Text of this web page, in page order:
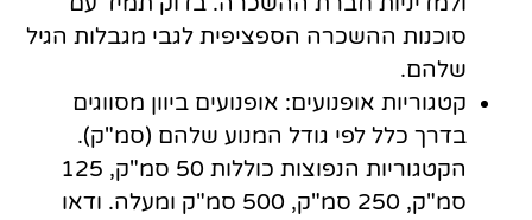
סוכנות ההשכרה הספציפית לגבי מגבלות הגיל
שלהם.
קטגוריות אופנועים: אופנועים ביוון מסווגים
בדרך כלל לפי גודל המנוע שלהם (סמ"ק).
הקטגוריות הנפוצות כוללות 50 סמ"ק, 125
סמ"ק, 250 סמ"ק, 500 סמ"ק ומעלה. ודאו